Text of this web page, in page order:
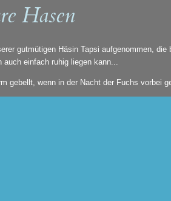
Hasen
gutmütigen Häsin Tapsi aufgenommen,
auch einfach ruhig liegen kann...
gebellt, wenn in der Nacht der Fuchs vorbei